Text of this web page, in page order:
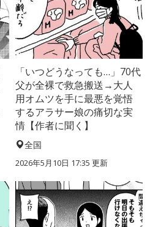
「いつどうなっても…」70代
父が全裸で救急搬送→大人
用オムツを手に最悪を覚悟
するアラサー娘の痛切な実
情【作者に聞く】
全国
2026年5月10日 17:35 更新